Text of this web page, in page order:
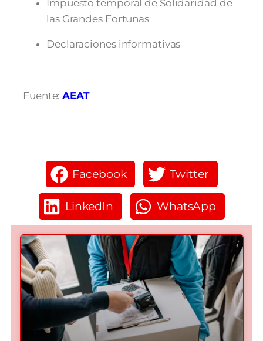
Impuesto temporal de Solidaridad de
las Grandes Fortunas
Declaraciones informativas
Fuente:AEAT
Facebook Twitter
LinkedIn WhatsApp